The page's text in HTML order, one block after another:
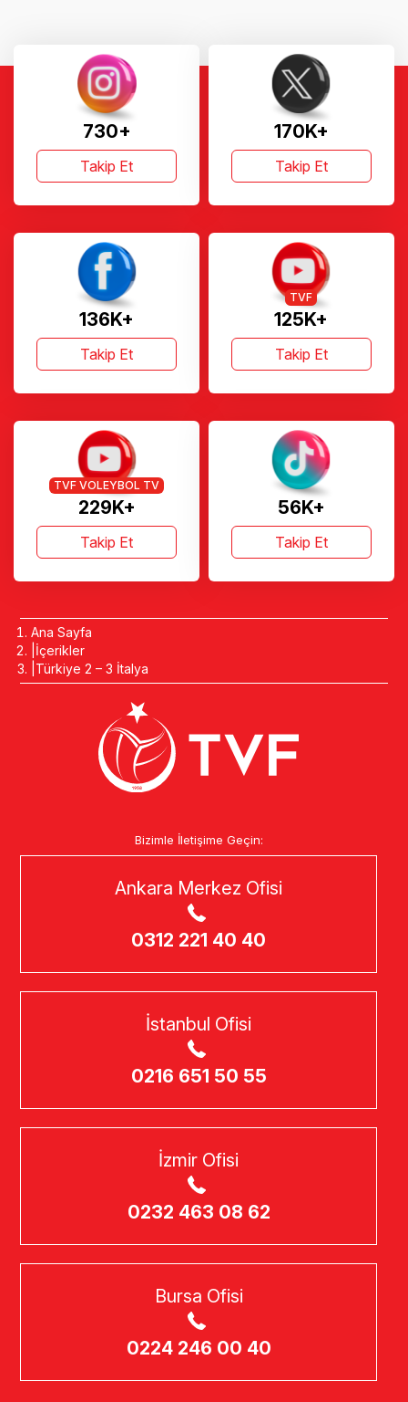
Bizi Takip Etmeyi
Unutmayın
730+
Takip Et
170K+
Takip Et
136K+
Takip Et
125K+
TVF
Takip Et
229K+
TVF VOLEYBOL TV
Takip Et Takip Et
Bizimle İletişime Geçin:
Ankara Merkez Ofisi
0312 221 40 40
İstanbul Ofisi
0216 651 50 55
İzmir Ofisi